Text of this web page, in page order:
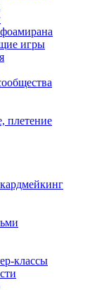
игры
плетение
классы